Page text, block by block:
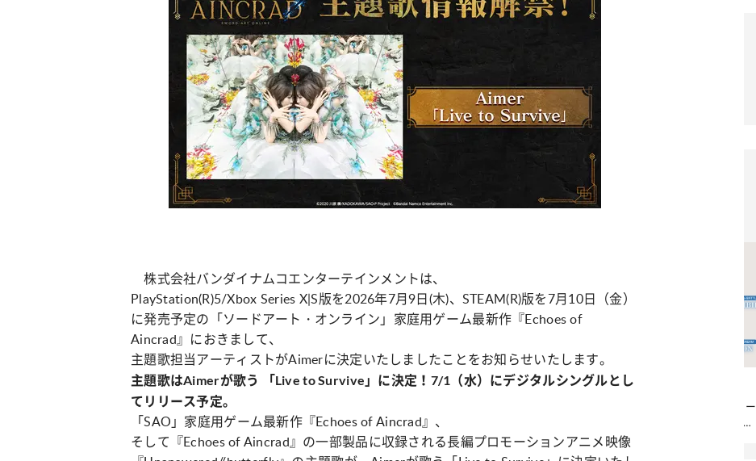
株式会社バンダイナムコエンターテインメントは、
PlayStation(R)5/Xbox Series X|S版を2026年7月9日(木)、STEAM(R)版を7月10日（金）
に発売予定の「ソードアート・オンライン」家庭用ゲーム最新作『Echoes of
Aincrad』におきまして、
主題歌担当アーティストがAimerに決定いたしましたことをお知らせいたします。
主題歌はAimerが歌う 「Live to Survive」に決定！7/1（水）にデジタルシングルとし
てリリース予定。
「SAO」家庭用ゲーム最新作『Echoes of Aincrad』、
そして『Echoes of Aincrad』の一部製品に収録される長編プロモーションアニメ映像
カルチャー
“憧れワンピ”を着るきっかけに♡ おしゃ
れ女子が夢中な「ヌン活」の楽しみ方
占い
8月20日の運勢は？
カルチャー
【Dリーグ】Ray世代注目のプロダンサー
集団♡ 各チームを彩る「イケメンダンサ
ー」特集